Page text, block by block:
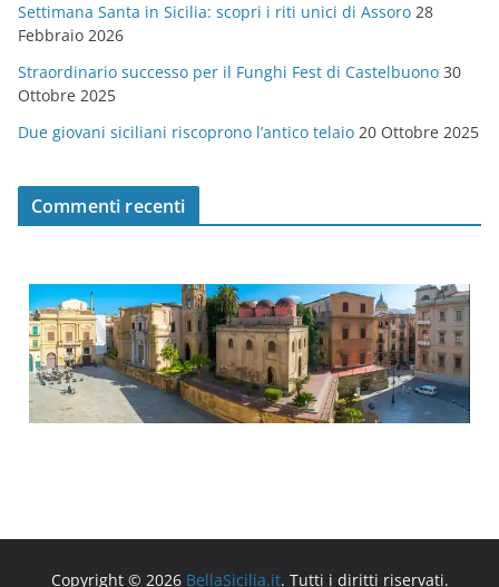
Settimana Santa in Sicilia: scopri i riti unici di Assoro 28
Febbraio 2026
Straordinario successo per il Funghi Fest di Castelbuono 30
Ottobre 2025
Due giovani siciliani riscoprono l’antico telaio 20 Ottobre 2025
Commenti recenti
Copyright © 2026 BellaSicilia.it. Tutti i diritti riservati.